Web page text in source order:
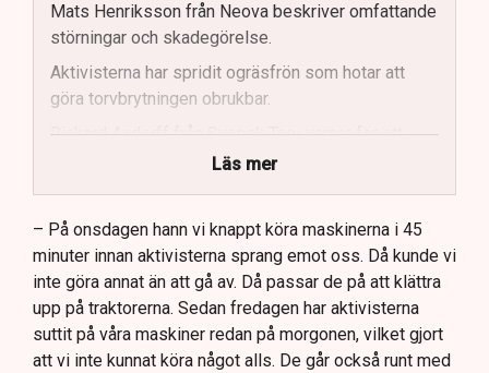
Mats Henriksson från Neova beskriver omfattande
störningar och skadegörelse.
Aktivisterna har spridit ogräsfrön som hotar att
göra torvbrytningen obrukbar.
Rickard Axdorff från Svensk Torv varnar för ett
stort ekonomiskt sabotage.
Dialogpolisen på plats står maktlös inför
aktivisternas handlingar.
Frågor kvarstår om finansiering av illegal aktivism.
Läs mer
– På onsdagen hann vi knappt köra maskinerna i 45
minuter innan aktivisterna sprang emot oss. Då kunde vi
inte göra annat än att gå av. Då passar de på att klättra
upp på traktorerna. Sedan fredagen har aktivisterna
suttit på våra maskiner redan på morgonen, vilket gjort
att vi inte kunnat köra något alls. De går också runt med